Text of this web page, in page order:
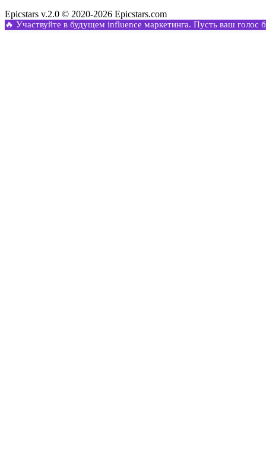
Epicstars v.2.0 © 2020-2026 Epicstars.com
🔥 Участвуйте в будущем influence маркетинга. Пусть ваш голос